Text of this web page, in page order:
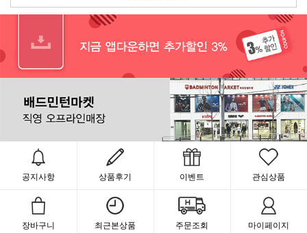
공지사항 상품후기 이벤트 관심상품
장바구니 최근본상품 주문조회 마이페이지